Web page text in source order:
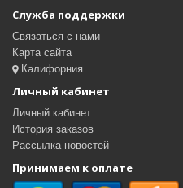
Служба поддержки
Связаться с нами
Карта сайта
Калифорния
Личный кабинет
Личный кабинет
История заказов
Рассылка новостей
Принимаем к оплате